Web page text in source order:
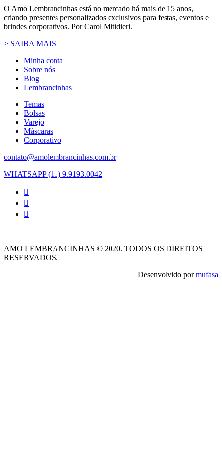
O Amo Lembrancinhas está no mercado há mais de 15 anos,
criando presentes personalizados exclusivos para festas, eventos e
brindes corporativos. Por Carol Mitidieri.
> SAIBA MAIS
Minha conta
Sobre nós
Blog
Lembrancinhas
Temas
Bolsas
Varejo
Máscaras
Corporativo
contato@amolembrancinhas.com.br
WHATSAPP (11) 9.9193.0042
AMO LEMBRANCINHAS © 2020. TODOS OS DIREITOS
RESERVADOS.
Desenvolvido pormufasa